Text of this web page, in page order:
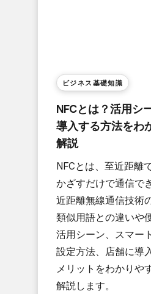
ビジネス基礎知識
NFCとは？​活用シ
導入する​方​法を​わ
解説
NFCとは、​至近距離
かざすだけで​通信で
近距離無線通信技術
類似用語との​違いや​
活用シーン、​スマー
設定方​法、​店舗に​導
メリットを​わかりや
解説します。